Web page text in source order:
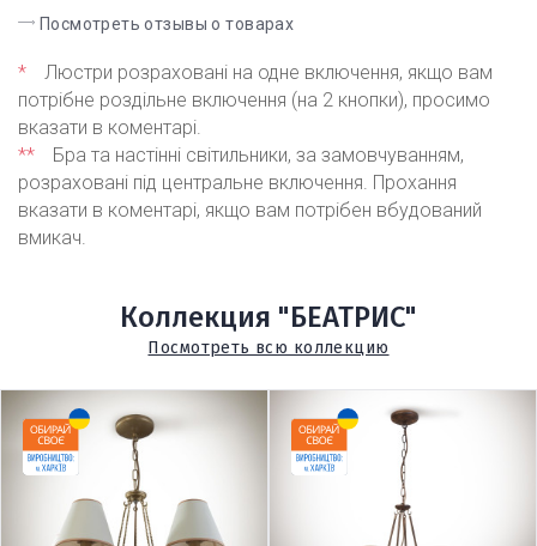
Посмотреть отзывы о товарах
*
Люстри розраховані на одне включення, якщо вам
потрібне роздільне включення (на 2 кнопки), просимо
вказати в коментарі.
**
Бра та настінні світильники, за замовчуванням,
розраховані під центральне включення. Прохання
вказати в коментарі, якщо вам потрібен вбудований
вмикач.
Коллекция "БЕАТРИС"
Посмотреть всю коллекцию